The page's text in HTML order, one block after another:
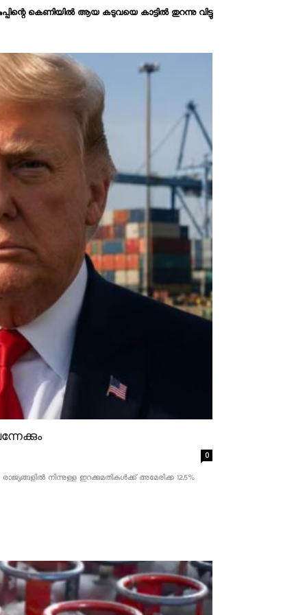
കെണിയിൽ ആയ കടുവയെ കാട്ടിൽ തുറന്നു വിട്ടു
0
നിന്നുള്ള ഇറക്കുമതികൾക്ക് അമേരിക്ക 12.5%